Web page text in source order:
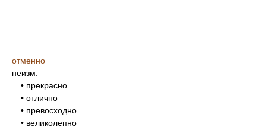
отменно
неизм.
• прекрасно
• отлично
• превосходно
• великолепно